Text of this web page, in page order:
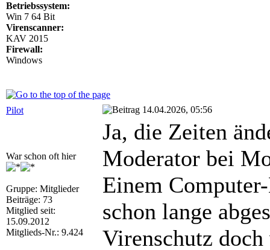
Betriebssystem:
Win 7 64 Bit
Virenscanner:
KAV 2015
Firewall:
Windows
Pilot 14.04.2026, 05:56
War schon oft hier
Gruppe: Mitglieder
Beiträge: 73
Mitglied seit:
15.09.2012
Mitglieds-Nr.: 9.424
Ja, die Zeiten
Moderator bei
Einem
schon lange
Virenschutz